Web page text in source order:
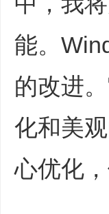
能。
的改进
化和美
心优化